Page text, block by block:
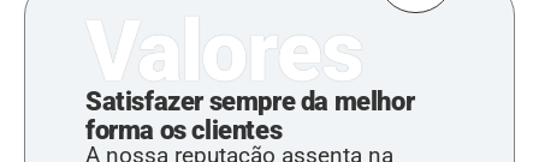
Valores
Satisfazer sempre da melhor
forma os clientes
A nossa reputação assenta na